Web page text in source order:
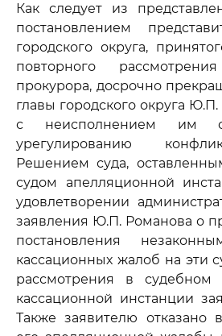
Как следует из
постановлением
городского округа,
повторного
прокурора, досрочно
главы городского округа
с неисполнением им
урегулированию
Решением суда,
судом апелляционной
удовлетворении
заявления Ю.П. Романова о
постановления
кассационных жалоб на эти
рассмотрения в судебном
кассационной инстанции
Также заявителю отказано